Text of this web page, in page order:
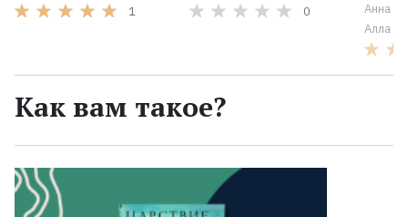
1
0
Анна
Алла
Как вам такое?